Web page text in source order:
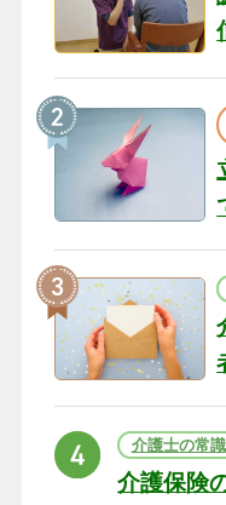
介護士の常識
介護保険